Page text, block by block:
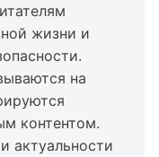
жизни и
на
контентом.
актуальности